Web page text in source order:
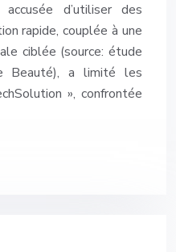
d’utiliser des
rapide, couplée à une
ciblée (source: étude
Beauté), a limité les
», confrontée